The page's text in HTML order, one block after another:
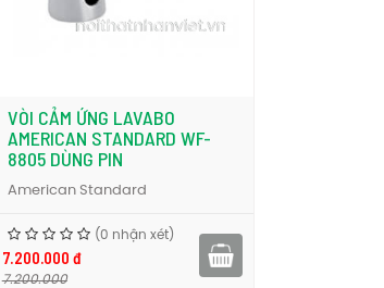
VÒI CẢM ỨNG LAVABO
AMERICAN STANDARD WF-
8805 DÙNG PIN
American Standard
(0 nhận xét)
7.200.000 đ
7.200.000